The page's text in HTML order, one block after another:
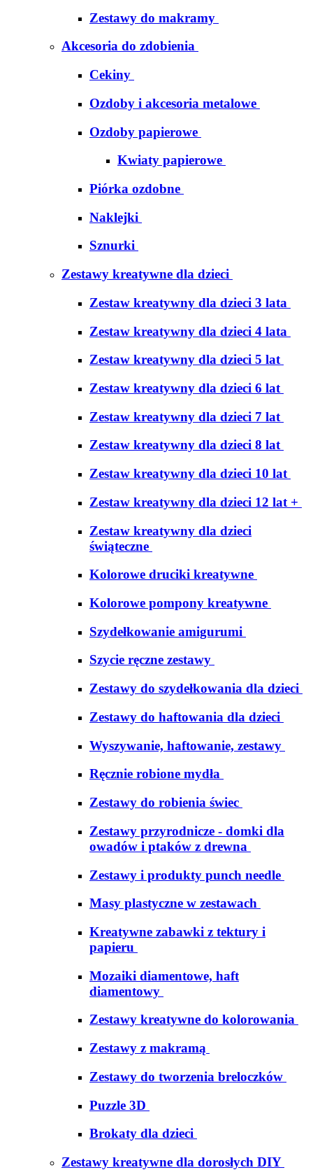
Zestawy do makramy
Akcesoria do zdobienia
Cekiny
Ozdoby i akcesoria metalowe
Ozdoby papierowe
Kwiaty papierowe
Piórka ozdobne
Naklejki
Sznurki
Zestawy kreatywne dla dzieci
Zestaw kreatywny dla dzieci 3 lata
Zestaw kreatywny dla dzieci 4 lata
Zestaw kreatywny dla dzieci 5 lat
Zestaw kreatywny dla dzieci 6 lat
Zestaw kreatywny dla dzieci 7 lat
Zestaw kreatywny dla dzieci 8 lat
Zestaw kreatywny dla dzieci 10 lat
Zestaw kreatywny dla dzieci 12 lat +
Zestaw kreatywny dla dzieci
świąteczne
Kolorowe druciki kreatywne
Kolorowe pompony kreatywne
Szydełkowanie amigurumi
Szycie ręczne zestawy
Zestawy do szydełkowania dla dzieci
Zestawy do haftowania dla dzieci
Wyszywanie, haftowanie, zestawy
Ręcznie robione mydła
Zestawy do robienia świec
Zestawy przyrodnicze - domki dla
owadów i ptaków z drewna
Zestawy i produkty punch needle
Masy plastyczne w zestawach
Kreatywne zabawki z tektury i
papieru
Mozaiki diamentowe, haft
diamentowy
Zestawy kreatywne do kolorowania
Zestawy z makramą
Zestawy do tworzenia breloczków
Puzzle 3D
Brokaty dla dzieci
Zestawy kreatywne dla dorosłych DIY